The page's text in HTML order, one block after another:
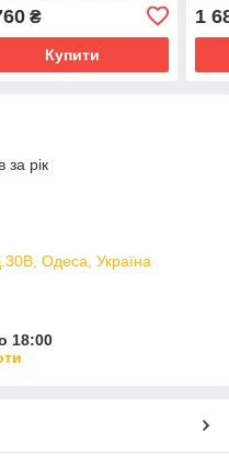
₴
Купити
1
за рік
Одеса, Україна
18:00